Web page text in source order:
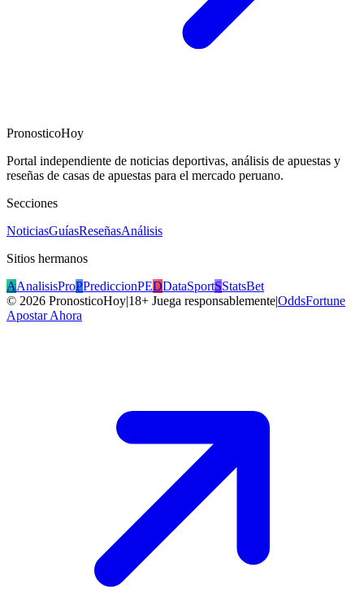
PronosticoHoy
Portal independiente de noticias deportivas, análisis de apuestas y
reseñas de casas de apuestas para el mercado peruano.
Secciones
NoticiasGuíasReseñasAnálisis
Sitios hermanos
AAnalisisProPPrediccionPEDDataSportSStatsBet
© 2026 PronosticoHoy|18+ Juega responsablemente|OddsFortune
Apostar Ahora